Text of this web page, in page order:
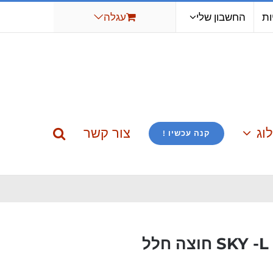
החשבון שלי עגלה
קנה עכשיו ! צור קשר